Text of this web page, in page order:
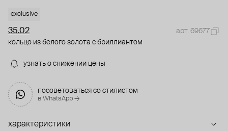
exclusive
35.02
арт. 69677
кольцо из белого золота с бриллиантом
узнать о снижении цены
посоветоваться со стилистом
в WhatsApp →
характеристики